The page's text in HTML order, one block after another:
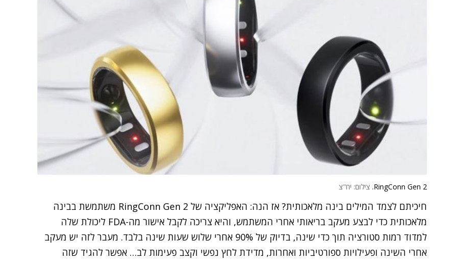
RingConn Gen 2. צילום: יח"צ
חיכיתם לצמד המילים בינה מלאכותית? אז הנה: האפליקציה של RingConn Gen 2 משתמשת בבינה
מלאכותית כדי לבצע מעקב בריאותי אחרי המשתמש, והיא צריכה לקבל אישור מה-FDA ליכולת שלה
למדוד רמות סטורציה תוך כדי שינה, בדיוק של 90% אחרי שלוש שעות שינה בלבד. מעבר לזה יש מעקב
אחרי השינה ופעילויות ספורטיביות ואחרות, מדידת לחץ נפשי וקצב פעימות לב… אפשר להגיד שזה